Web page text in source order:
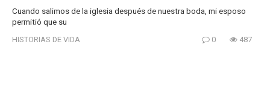
Cuando salimos de la iglesia después de nuestra boda, mi esposo
permitió que su
HISTORIAS DE VIDA 0 487